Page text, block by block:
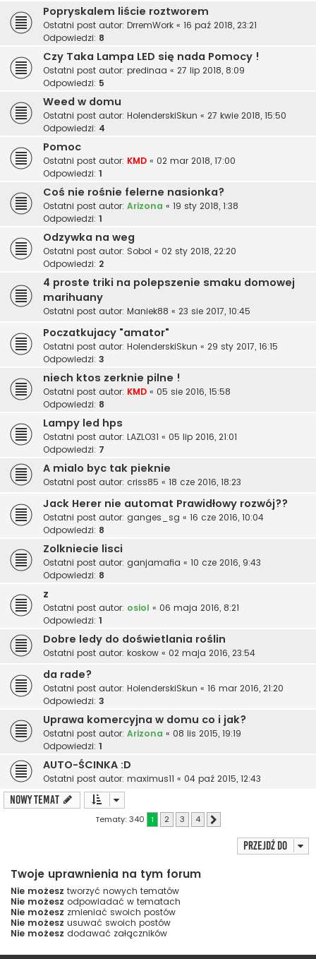
Popryskalem liście roztworem
Ostatni post autor: DrremWork « 16 paź 2018, 23:21
Odpowiedzi: 8
Czy Taka Lampa LED się nada Pomocy !
Ostatni post autor: predinaa « 27 lip 2018, 8:09
Odpowiedzi: 5
Weed w domu
Ostatni post autor: HolenderskiSkun « 27 kwie 2018, 15:50
Odpowiedzi: 4
Pomoc
Ostatni post autor: KMD « 02 mar 2018, 17:00
Odpowiedzi: 1
Coś nie rośnie felerne nasionka?
Ostatni post autor: Arizona « 19 sty 2018, 1:38
Odpowiedzi: 1
Odzywka na weg
Ostatni post autor: Sobol « 02 sty 2018, 22:20
Odpowiedzi: 2
4 proste triki na polepszenie smaku domowej
marihuany
Ostatni post autor: Maniek88 « 23 sie 2017, 10:45
Poczatkujacy "amator"
Ostatni post autor: HolenderskiSkun « 29 sty 2017, 16:15
Odpowiedzi: 3
niech ktos zerknie pilne !
Ostatni post autor: KMD « 05 sie 2016, 15:58
Odpowiedzi: 8
Lampy led hps
Ostatni post autor: LAZLO31 « 05 lip 2016, 21:01
Odpowiedzi: 7
A mialo byc tak pieknie
Ostatni post autor: criss85 « 18 cze 2016, 18:23
Jack Herer nie automat Prawidłowy rozwój??
Ostatni post autor: ganges_sg « 16 cze 2016, 10:04
Odpowiedzi: 8
Zolkniecie lisci
Ostatni post autor: ganjamafia « 10 cze 2016, 9:43
Odpowiedzi: 8
z
Ostatni post autor: osiol « 06 maja 2016, 8:21
Odpowiedzi: 1
Dobre ledy do doświetlania roślin
Ostatni post autor: koskow « 02 maja 2016, 23:54
da rade?
Ostatni post autor: HolenderskiSkun « 16 mar 2016, 21:20
Odpowiedzi: 3
Uprawa komercyjna w domu co i jak?
Ostatni post autor: Arizona « 08 lis 2015, 19:19
Odpowiedzi: 1
AUTO-ŚCINKA :D
Ostatni post autor: maximus11 « 04 paź 2015, 12:43
NOWY TEMAT
Tematy: 340 1 2 3 4
Przejdź do
Twoje uprawnienia na tym forum
Nie możesz tworzyć nowych tematów
Nie możesz odpowiadać w tematach
Nie możesz zmieniać swoich postów
Nie możesz usuwać swoich postów
Nie możesz dodawać załączników